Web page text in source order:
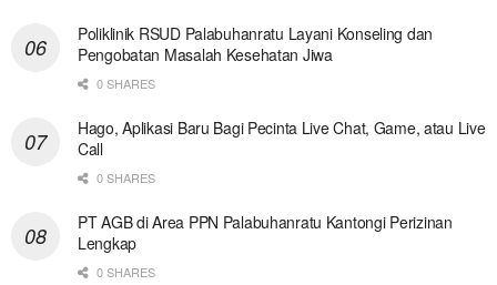
Poliklinik RSUD Palabuhanratu Layani Konseling dan
Pengobatan Masalah Kesehatan Jiwa
0 SHARES
Hago, Aplikasi Baru Bagi Pecinta Live Chat, Game, atau Live
Call
0 SHARES
PT AGB di Area PPN Palabuhanratu Kantongi Perizinan
Lengkap
0 SHARES